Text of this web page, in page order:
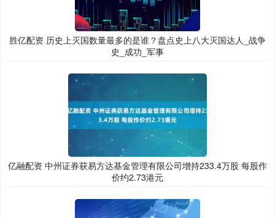
胜亿配资 历史上灭国数量最多的是谁？盘点史上八大灭国达人_战争
史_成功_军事
亿融配资 中州证券获易方达基金管理有限公司增持233.4万股 每股作
价约2.73港元